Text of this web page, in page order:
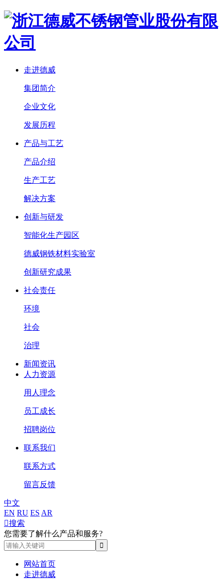
走进德威
集团简介
企业文化
发展历程
产品与工艺
产品介绍
生产工艺
解决方案
创新与研发
智能化生产园区
德威钢铁材料实验室
创新研究成果
社会责任
环境
社会
治理
新闻资讯
人力资源
用人理念
员工成长
招聘岗位
联系我们
联系方式
留言反馈
中文
EN RU ES AR
搜索
您需要了解什么产品和服务?
网站首页
走进德威